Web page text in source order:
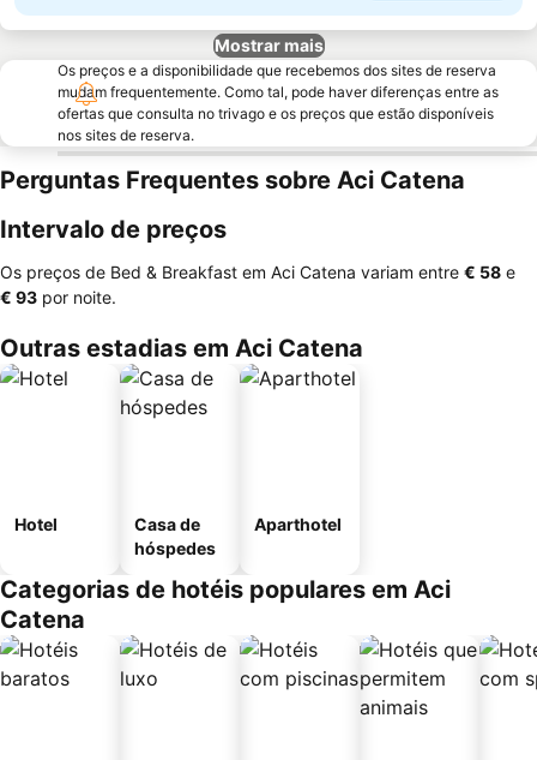
Mostrar mais
Os preços e a disponibilidade que recebemos dos sites de reserva
mudam frequentemente. Como tal, pode haver diferenças entre as
ofertas que consulta no trivago e os preços que estão disponíveis
nos sites de reserva.
Perguntas Frequentes sobre Aci Catena
Intervalo de preços
Os preços de Bed & Breakfast em Aci Catena variam entre ‎€ 58 e
‎€ 93 por noite.
Outras estadias em Aci Catena
Hotel
Casa de
hóspedes
Aparthotel
Categorias de hotéis populares em Aci
Catena